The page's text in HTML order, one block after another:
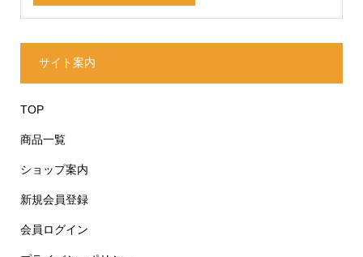
サイト案内
TOP
商品一覧
ショップ案内
新規会員登録
会員ログイン